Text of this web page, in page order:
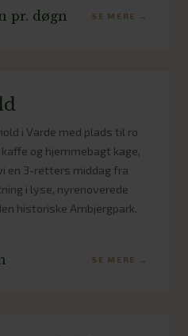
pr. døgn SE MERE →
i Varde med plads til ro
og hjemmebagt kage,
en 3-retters middag fra
i lyse, nyrenoverede
historiske Arnbjergpark.
SE MERE →